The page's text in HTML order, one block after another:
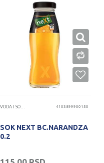
VODA I SOKOVI 4103899900150
SOK NEXT BC.NARANDZA
0.2